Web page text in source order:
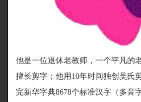
他是一位退休老教师，一个平凡的
擅长剪字；他用10年时间独创吴氏
完新华字典8678个标准汉字（多音